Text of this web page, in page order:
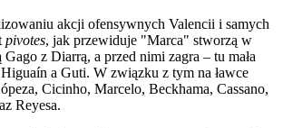
akcji ofensywnych Valencii i samych
pivotes, jak przewiduje "Marca" stworzą w
z Diarrą, a przed nimi zagra – tu mała
a Guti. W związku z tym na ławce
Cicinho, Marcelo, Beckhama, Cassano,
Reyesa.